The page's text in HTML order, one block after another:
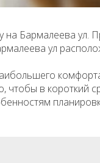
на Бармалеева
ул
в короткий